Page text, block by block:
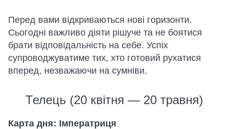
Перед вами відкриваються нові горизонти.
Сьогодні важливо діяти рішуче та не боятися
брати відповідальність на себе. Успіх
супроводжуватиме тих, хто готовий рухатися
вперед, незважаючи на сумніви.
Телець (20 квітня — 20 травня)
Карта дня: Імператриця